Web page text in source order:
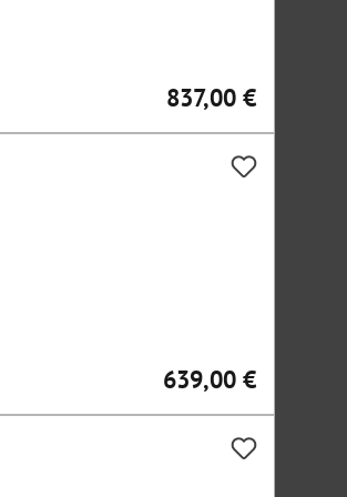
Regulärer Preis:
837,00 €
Regulärer Preis:
639,00 €